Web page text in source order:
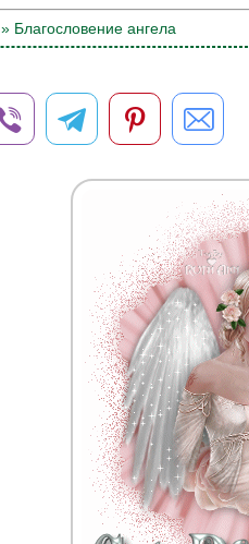
» Благословение ангела